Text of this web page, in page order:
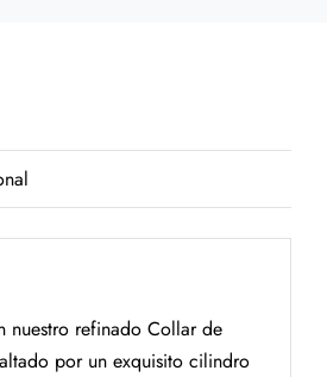
nuestro refinado Collar de
por un exquisito cilindro